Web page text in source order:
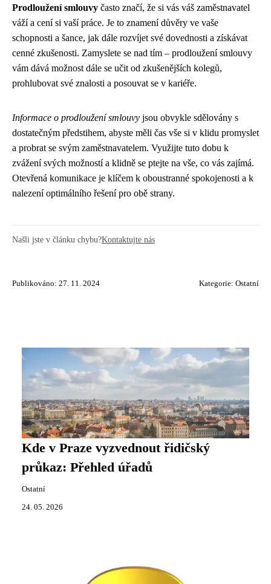
Prodloužení smlouvy často značí, že si vás váš zaměstnavatel
váží a cení si vaší práce. Je to znamení důvěry ve vaše
schopnosti a šance, jak dále rozvíjet své dovednosti a získávat
cenné zkušenosti. Zamyslete se nad tím – prodloužení smlouvy
vám dává možnost dále se učit od zkušenějších kolegů,
prohlubovat své znalosti a posouvat se v kariéře.
Informace o prodloužení smlouvy jsou obvykle sdělovány s
dostatečným předstihem, abyste měli čas vše si v klidu promyslet
a probrat se svým zaměstnavatelem. Využijte tuto dobu k
zvážení svých možností a klidně se ptejte na vše, co vás zajímá.
Otevřená komunikace je klíčem k oboustranné spokojenosti a k
nalezení optimálního řešení pro obě strany.
Našli jste v článku chybu?Kontaktujte nás
Publikováno: 27. 11. 2024 Kategorie: Ostatní
Kde v Praze vyzvednout řidičský
průkaz: Přehled úřadů
Ostatní
24. 05. 2026